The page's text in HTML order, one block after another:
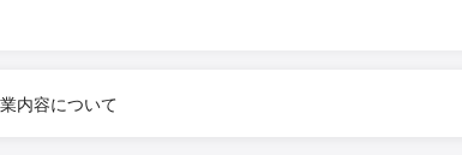
内容について